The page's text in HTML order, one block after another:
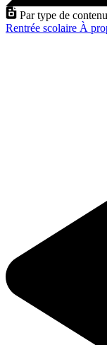
Par type de contenu
Rentrée scolaire À